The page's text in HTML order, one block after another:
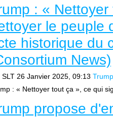
: «
le peuple
historique du
News)
SLT 26 Janvier 2025, 09:13 Trump
: « Nettoyer tout ça », ce qui
propose